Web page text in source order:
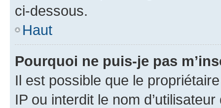
ci-dessous.
Haut
Pourquoi ne puis-je pas
Il est possible que le
IP ou interdit le nom